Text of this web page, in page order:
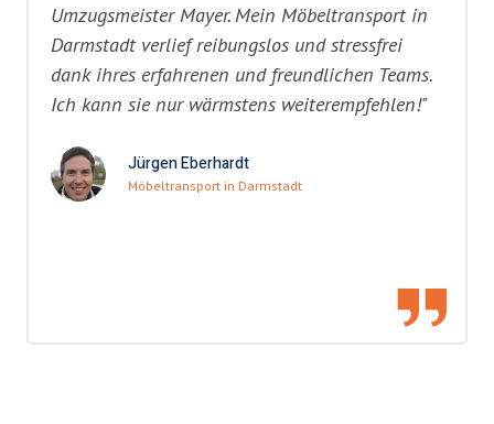
Umzugsmeister Mayer. Mein Möbeltransport in
Darmstadt verlief reibungslos und stressfrei
dank ihres erfahrenen und freundlichen Teams.
Ich kann sie nur wärmstens weiterempfehlen!"
Jürgen Eberhardt
Möbeltransport in Darmstadt